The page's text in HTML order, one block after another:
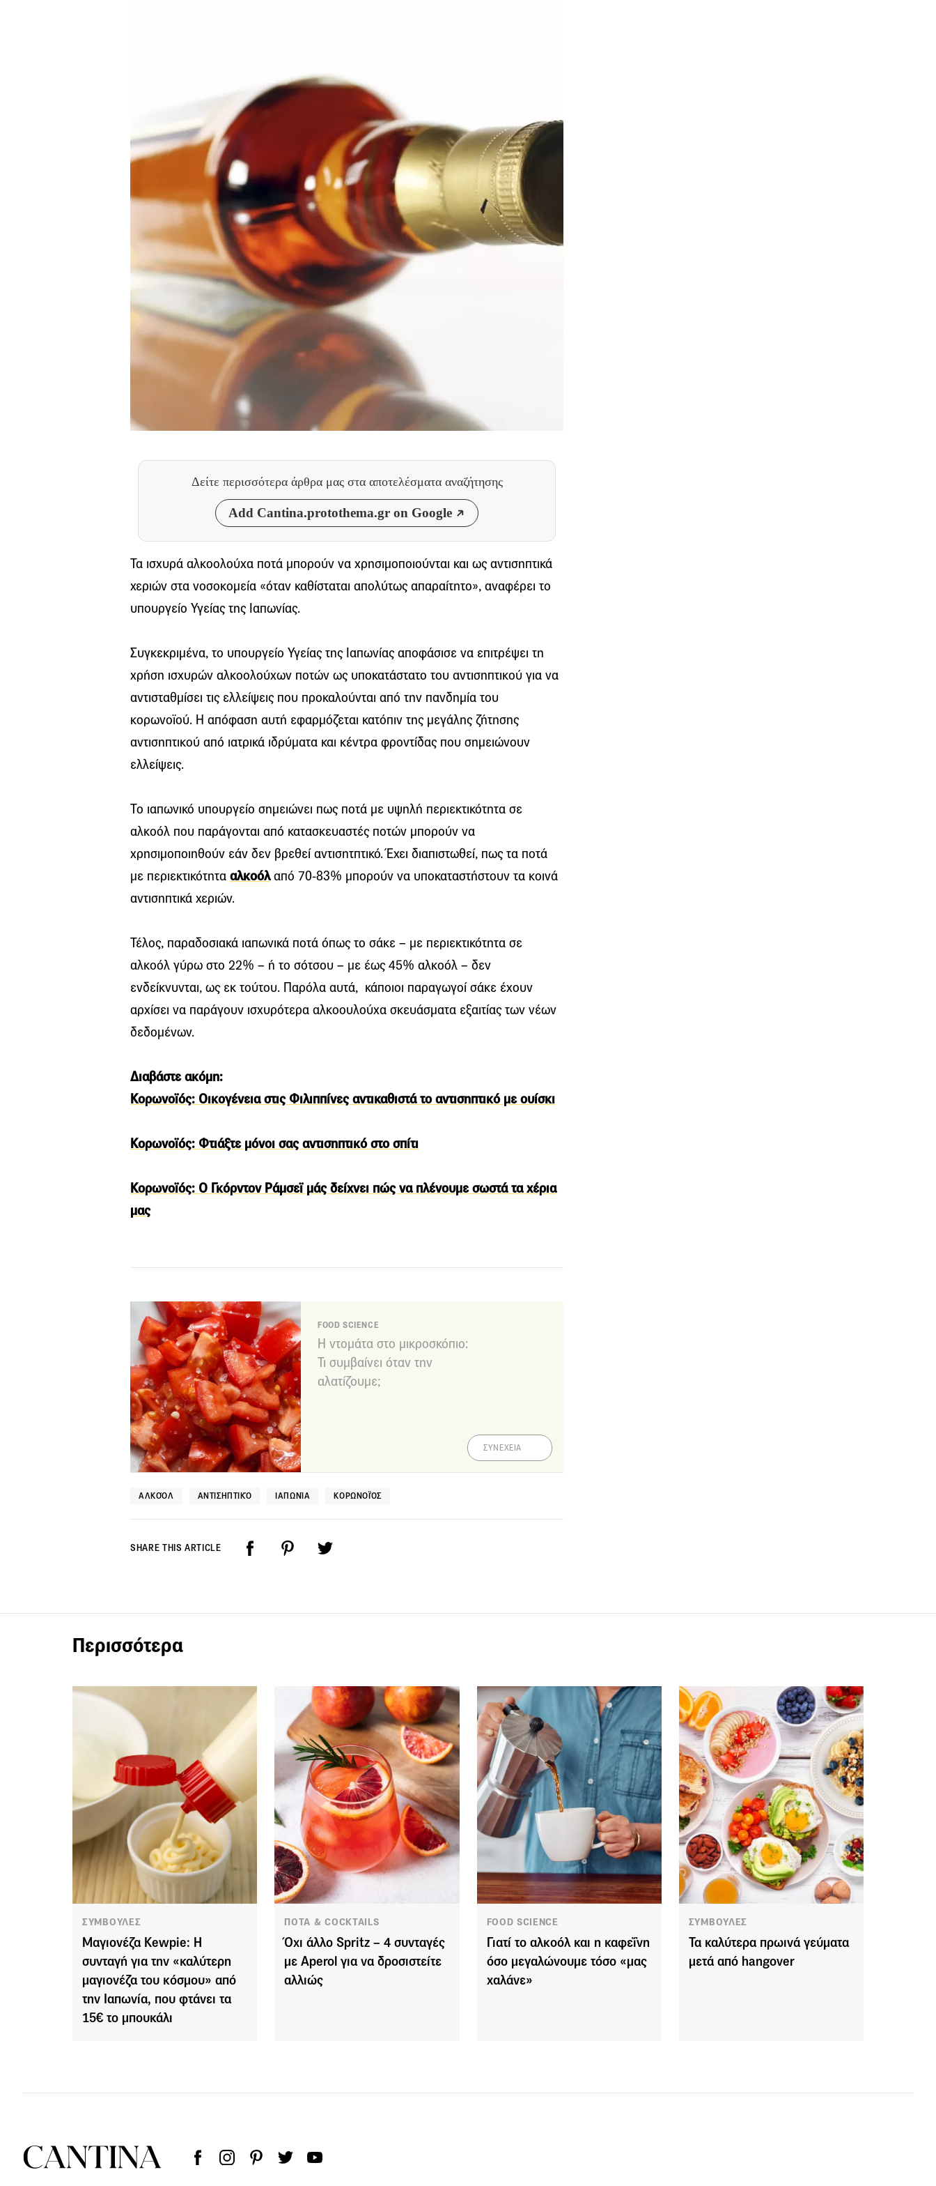
Δείτε περισσότερα άρθρα μας στα αποτελέσματα αναζήτησης
Add Cantina.protothema.gr on Google
Τα ισχυρά αλκοολούχα ποτά μπορούν να χρησιμοποιούνται και ως αντισηπτικά
χεριών στα νοσοκομεία «όταν καθίσταται απολύτως απαραίτητο», αναφέρει το
υπουργείο Υγείας της Ιαπωνίας.
Συγκεκριμένα, το υπουργείο Υγείας της Ιαπωνίας αποφάσισε να επιτρέψει τη
χρήση ισχυρών αλκοολούχων ποτών ως υποκατάστατο του αντισηπτικού για να
αντισταθμίσει τις ελλείψεις που προκαλούνται από την πανδημία του
κορωνοϊού. Η απόφαση αυτή εφαρμόζεται κατόπιν της μεγάλης ζήτησης
αντισηπτικού από ιατρικά ιδρύματα και κέντρα φροντίδας που σημειώνουν
ελλείψεις.
Το ιαπωνικό υπουργείο σημειώνει πως ποτά με υψηλή περιεκτικότητα σε
αλκοόλ που παράγονται από κατασκευαστές ποτών μπορούν να
χρησιμοποιηθούν εάν δεν βρεθεί αντισητπτικό. Έχει διαπιστωθεί, πως τα ποτά
με περιεκτικότητα αλκοόλαπό 70-83% μπορούν να υποκαταστήστουν τα κοινά
αντισηπτικά χεριών.
Τέλος, παραδοσιακά ιαπωνικά ποτά όπως το σάκε – με περιεκτικότητα σε
αλκοόλ γύρω στο 22% – ή το σότσου – με έως 45% αλκοόλ – δεν
ενδείκνυνται, ως εκ τούτου. Παρόλα αυτά, κάποιοι παραγωγοί σάκε έχουν
αρχίσει να παράγουν ισχυρότερα αλκοουλούχα σκευάσματα εξαιτίας των νέων
δεδομένων.
Διαβάστε ακόμη:
Κορωνοϊός: Οικογένεια στις Φιλιππίνες αντικαθιστά το αντισηπτικό με ουίσκι
Κορωνοϊός: Φτιάξτε μόνοι σας αντισηπτικό στο σπίτι
Κορωνοϊός: Ο Γκόρντον Ράμσεϊ μάς δείχνει πώς να πλένουμε σωστά τα χέρια
μας
FOOD SCIENCE
Η ντομάτα στο μικροσκόπιο:
Τι συμβαίνει όταν την
αλατίζουμε;
ΣΥΝΕΧΕΙΑ
ΑΛΚΟΌΛ ΑΝΤΙΣΗΠΤΙΚΌ ΙΑΠΩΝΊΑ ΚΟΡΩΝΟΪΌΣ
SHARE THIS ARTICLE
Περισσότερα
ΣΥΜΒΟΥΛΕΣ
Μαγιονέζα Kewpie: Η
συνταγή για την «καλύτερη
μαγιονέζα του κόσμου» από
την Ιαπωνία, που φτάνει τα
15€ το μπουκάλι
ΠΟΤΑ & COCKTAILS
Όχι άλλο Spritz – 4 συνταγές
με Aperol για να δροσιστείτε
αλλιώς
FOOD SCIENCE
Γιατί το αλκοόλ και η καφεΐνη
όσο μεγαλώνουμε τόσο «μας
χαλάνε»
ΣΥΜΒΟΥΛΕΣ
Τα καλύτερα πρωινά γεύματα
μετά από hangover